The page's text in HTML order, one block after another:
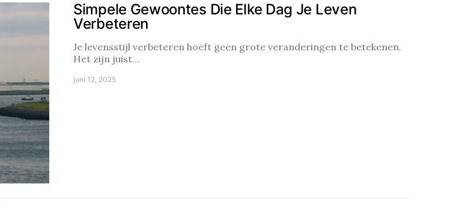
Simpele Gewoontes Die Elke Dag Je Leven
Verbeteren
Je levensstijl verbeteren hoeft geen grote veranderingen te betekenen.
Het zijn juist…
juni 12, 2025